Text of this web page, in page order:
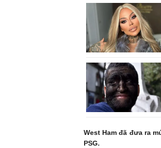
West Ham đã đưa ra
PSG.